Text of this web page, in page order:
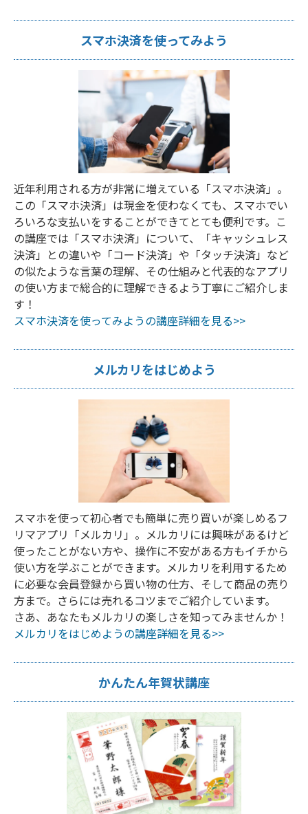
スマホ決済を使ってみよう
近年利用される方が非常に増えている「スマホ決済」。
この「スマホ決済」は現金を使わなくても、スマホでい
ろいろな支払いをすることができてとても便利です。こ
の講座では「スマホ決済」について、「キャッシュレス
決済」との違いや「コード決済」や「タッチ決済」など
の似たような言葉の理解、その仕組みと代表的なアプリ
の使い方まで総合的に理解できるよう丁寧にご紹介しま
す！
スマホ決済を使ってみようの講座詳細を見る>>
メルカリをはじめよう
スマホを使って初心者でも簡単に売り買いが楽しめるフ
リマアプリ「メルカリ」。メルカリには興味があるけど
使ったことがない方や、操作に不安がある方もイチから
使い方を学ぶことができます。メルカリを利用するため
に必要な会員登録から買い物の仕方、そして商品の売り
方まで。さらには売れるコツまでご紹介しています。
さあ、あなたもメルカリの楽しさを知ってみませんか！
メルカリをはじめようの講座詳細を見る>>
かんたん年賀状講座